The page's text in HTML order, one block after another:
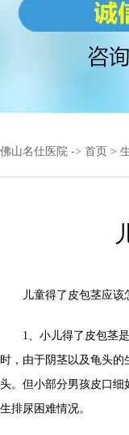
佛山名仕医院 -> 首页 >
儿童得了皮包茎应该
1、小儿得了皮包茎是
时，由于阴茎以及龟头
头。但小部分男孩皮口细
生排尿困难情况。